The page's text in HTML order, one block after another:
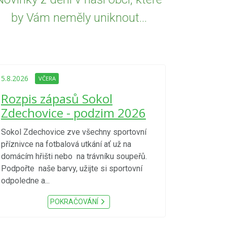
by Vám neměly uniknout...
5.8.2026 VČERA
Rozpis zápasů Sokol
Zdechovice - podzim 2026
Sokol Zdechovice zve všechny sportovní
příznivce na fotbalová utkání ať už na
domácím hřišti nebo na trávníku soupeřů.
Podpořte naše barvy, užijte si sportovní
odpoledne a...
POKRAČOVÁNÍ